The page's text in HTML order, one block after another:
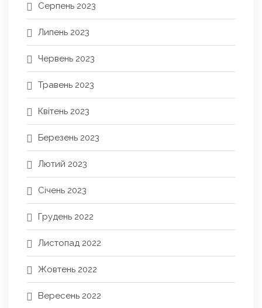
Серпень 2023
Липень 2023
Червень 2023
Травень 2023
Квітень 2023
Березень 2023
Лютий 2023
Січень 2023
Грудень 2022
Листопад 2022
Жовтень 2022
Вересень 2022